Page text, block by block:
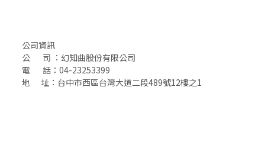
公司資訊
公 司 ：幻知曲股份有限公司
電 話：04-23253399
地 址：台中市西區台灣大道二段489號12樓之1